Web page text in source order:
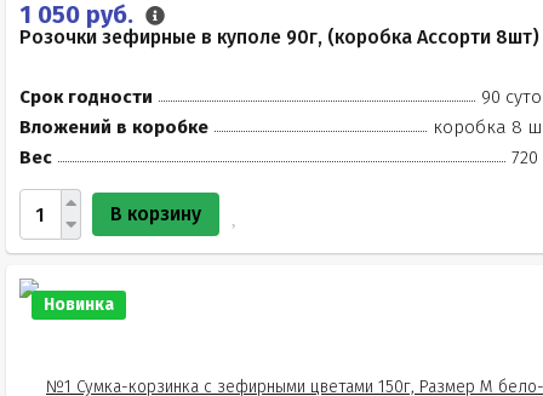
1 050 руб.
Розочки зефирные в куполе 90г, (коробка Ассорти 8шт)
Срок годности
90
Вложений в коробке
коробка 8
Вес
720
В корзину
Новинка